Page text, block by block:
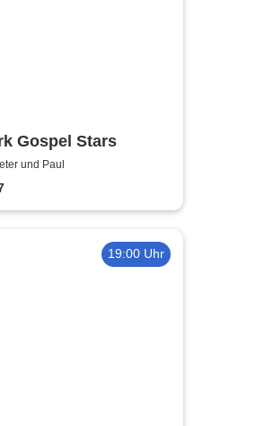
Gospel Stars
und Paul
19:00 Uhr